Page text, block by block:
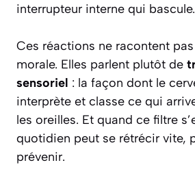
interrupteur interne qui bascule.
Ces réactions ne racontent
morale. Elles parlent plutôt de
sensoriel : la façon dont le
interprète et classe ce qui
les oreilles. Et quand ce filtre
quotidien peut se rétrécir vite,
prévenir.